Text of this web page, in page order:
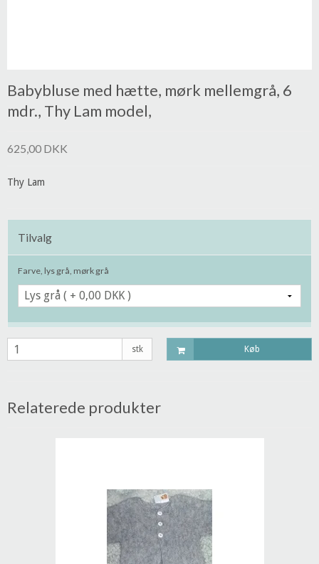
Babybluse med hætte, mørk mellemgrå, 6
mdr., Thy Lam model,
625,00 DKK
Thy Lam
Tilvalg
Farve, lys grå, mørk grå
stk Køb
Relaterede produkter